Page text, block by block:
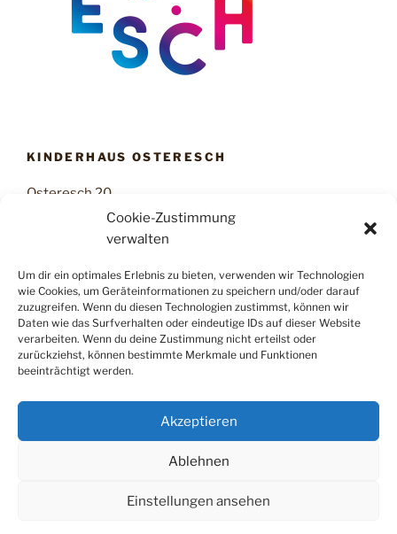
Cookie-Zustimmung
verwalten
Um dir ein optimales Erlebnis zu bieten, verwenden wir Technologien
wie Cookies, um Geräteinformationen zu speichern und/oder darauf
zuzugreifen. Wenn du diesen Technologien zustimmst, können wir
Daten wie das Surfverhalten oder eindeutige IDs auf dieser Website
verarbeiten. Wenn du deine Zustimmung nicht erteilst oder
zurückziehst, können bestimmte Merkmale und Funktionen
beeinträchtigt werden.
Akzeptieren
Ablehnen
Einstellungen ansehen
KINDERHAUS OSTERESCH
Osteresch 20
22607 Hamburg
Tel: 040 899 30 35
Öffnungszeiten:
7.45h – 16.30h
www.kinderhaus-osteresch.de
Datenschutzerklärung